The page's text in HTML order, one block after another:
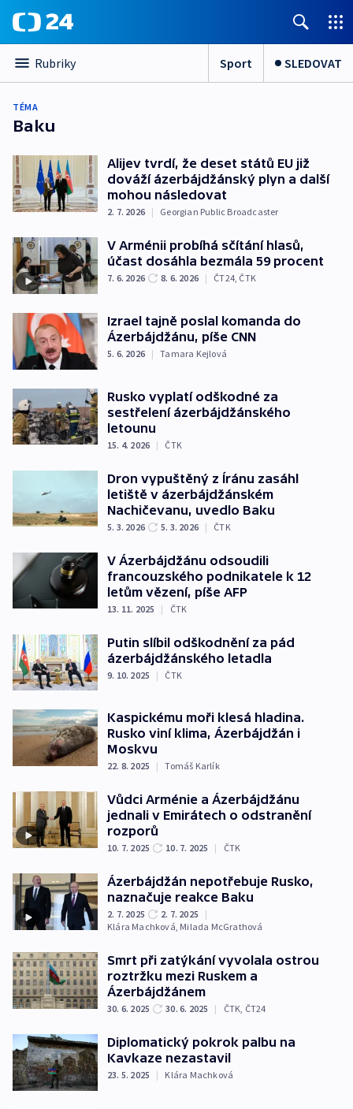
Rubriky Sport SLEDOVAT
TÉMA
Baku
Alijev tvrdí, že deset států EU již
dováží ázerbájdžánský plyn a další
mohou následovat
2. 7. 2026 | Georgian Public Broadcaster
V Arménii probíhá sčítání hlasů,
účast dosáhla bezmála 59 procent
7. 6. 2026 8. 6. 2026 | ČT24, ČTK
Izrael tajně poslal komanda do
Ázerbájdžánu, píše CNN
5. 6. 2026 | Tamara Kejlová
Rusko vyplatí odškodné za
sestřelení ázerbájdžánského
letounu
15. 4. 2026 | ČTK
Dron vypuštěný z Íránu zasáhl
letiště v ázerbájdžánském
Nachičevanu, uvedlo Baku
5. 3. 2026 5. 3. 2026 | ČTK
V Ázerbájdžánu odsoudili
francouzského podnikatele k 12
letům vězení, píše AFP
13. 11. 2025 | ČTK
Putin slíbil odškodnění za pád
ázerbájdžánského letadla
9. 10. 2025 | ČTK
Kaspickému moři klesá hladina.
Rusko viní klima, Ázerbájdžán i
Moskvu
22. 8. 2025 | Tomáš Karlík
Vůdci Arménie a Ázerbájdžánu
jednali v Emirátech o odstranění
rozporů
10. 7. 2025 10. 7. 2025 | ČTK
Ázerbájdžán nepotřebuje Rusko,
naznačuje reakce Baku
2. 7. 2025 2. 7. 2025
|
Klára Machková, Milada McGrathová
Smrt při zatýkání vyvolala ostrou
roztržku mezi Ruskem a
Ázerbájdžánem
30. 6. 2025 30. 6. 2025 | ČTK, ČT24
Diplomatický pokrok palbu na
Kavkaze nezastavil
23. 5. 2025 | Klára Machková